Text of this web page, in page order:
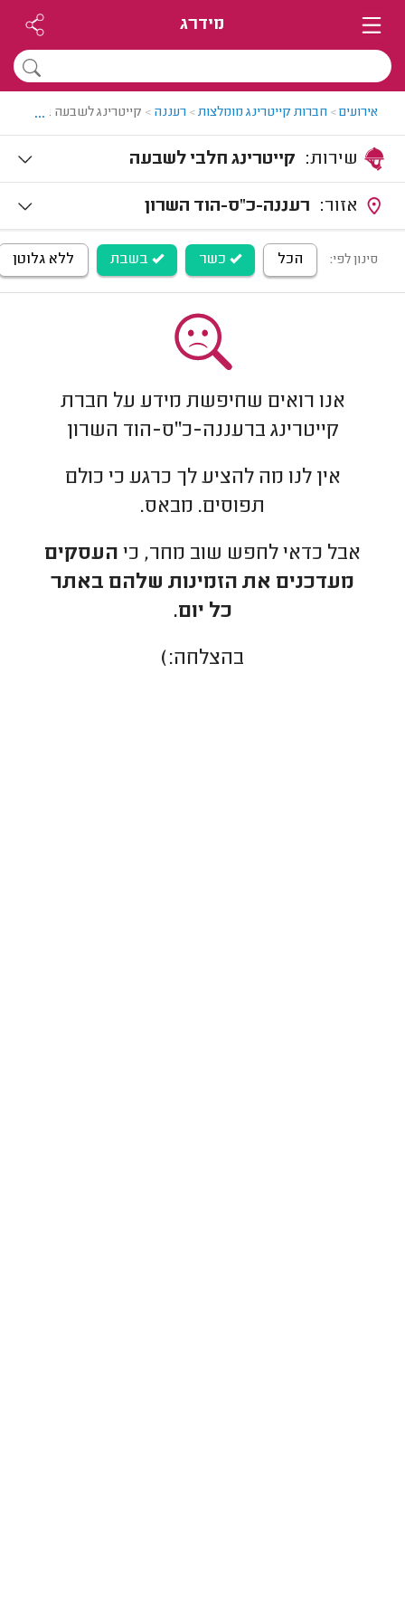
מידרג
אירועים> חברות קייטרינג מומלצות> רעננה > קייטרינג לשבעה ברעננה
...
קייטרינג חלבי לשבעה
רעננה-כ"ס-הוד השרון
סינון לפי: הכל כשר בשבת ללא גלוטן
אנו רואים שחיפשת מידע על חברת
קייטרינג ברעננה-כ"ס-הוד השרון
אין לנו מה להציע לך כרגע כי כולם
תפוסים. מבאס.
אבל כדאי לחפש שוב מחר, כי העסקים
מעדכנים את הזמינות שלהם באתר
כל יום.
בהצלחה:)